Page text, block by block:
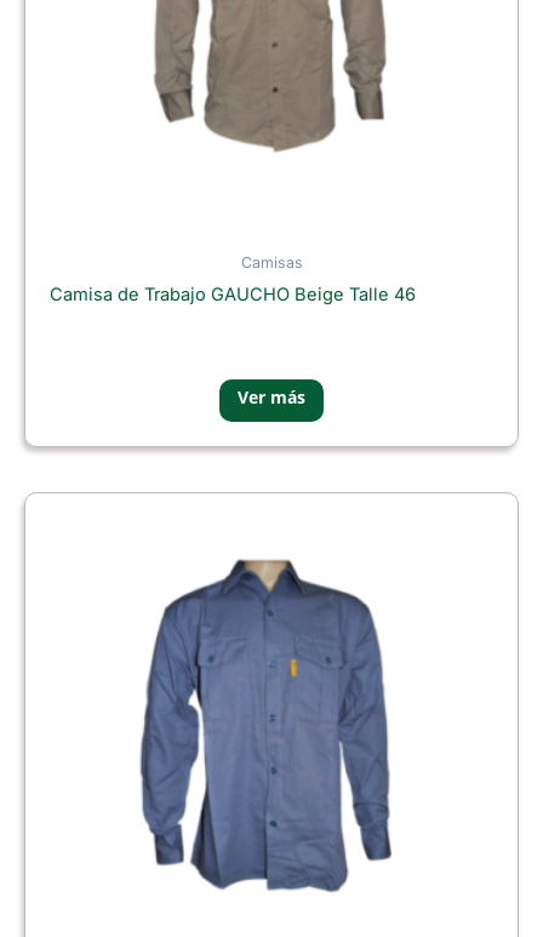
Camisas
Camisa de Trabajo GAUCHO Beige Talle 46